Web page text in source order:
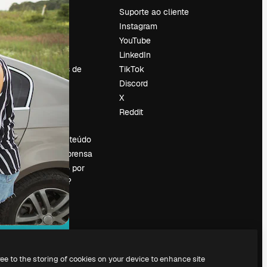
Preços
Sobre nós
Reviews
Emprego
Tendências de
pesquisa
Blog
Eventos
Slidesgo
Vender conteúdo
Sala de imprensa
Procurando por
magnific.ai?
Suporte ao cliente
Instagram
YouTube
LinkedIn
TikTok
Discord
X
Reddit
to the storing of cookies on your device to enhance site